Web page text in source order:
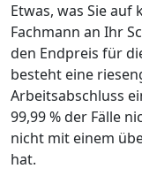
Etwas, was Sie auf
Fachmann an Ihr
den Endpreis für
besteht eine
Arbeitsabschluss
99,99 % der Fälle
nicht mit einem
hat.